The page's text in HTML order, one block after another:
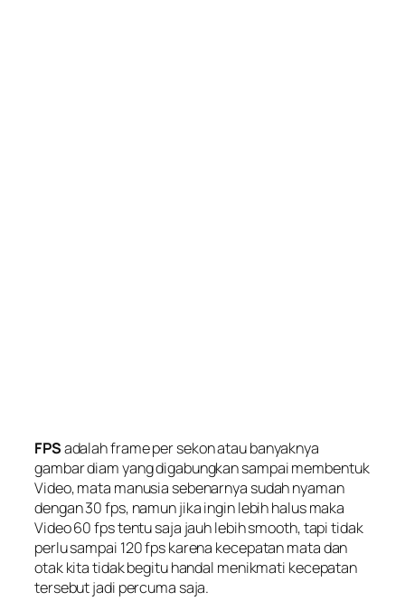
FPSadalah frame per sekon atau banyaknya
gambar diam yang digabungkan sampai membentuk
Video, mata manusia sebenarnya sudah nyaman
dengan 30 fps, namun jika ingin lebih halus maka
Video 60 fps tentu saja jauh lebih smooth, tapi tidak
perlu sampai 120 fps karena kecepatan mata dan
otak kita tidak begitu handal menikmati kecepatan
tersebut jadi percuma saja.